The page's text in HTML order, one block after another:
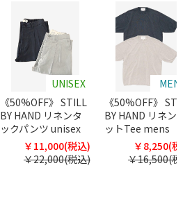
UNISEX
《50%OFF》 STILL
BY HAND リネンタ
ックパンツ unisex
￥11,000(税込)
￥22,000(税込)
MENS
《50%OFF》 STILL
BY HAND リネンニ
ットTee mens
￥8,250(税
￥16,500(税